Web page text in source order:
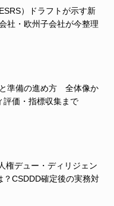
）ドラフトが示す新
社・欧州子会社が今整理
準備の進め方 全体像か
評価・指標収集まで
権デュー・ディリジェン
？CSDDD確定後の実務対